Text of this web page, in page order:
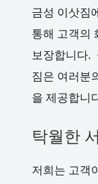
금성 이삿짐
통해 고객의
보장합니다.
짐은 여러분
을 제공합니
탁월한
저희는 고객